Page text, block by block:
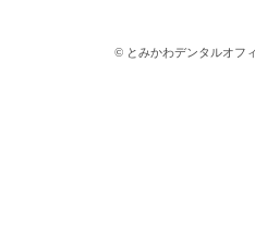
© とみかわデンタルオフ